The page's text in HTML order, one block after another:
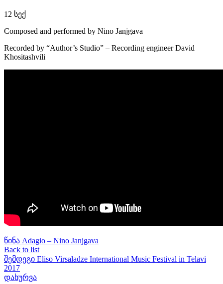
12 სექ
Composed and performed by Nino Janjgava
Recorded by “Author’s Studio” – Recording engineer David
Khositashvili
წინა Adagio – Nino Janjgava
Back to list
შემდეგი Eliso Virsaladze International Music Festival in Telavi
2017
დახურვა